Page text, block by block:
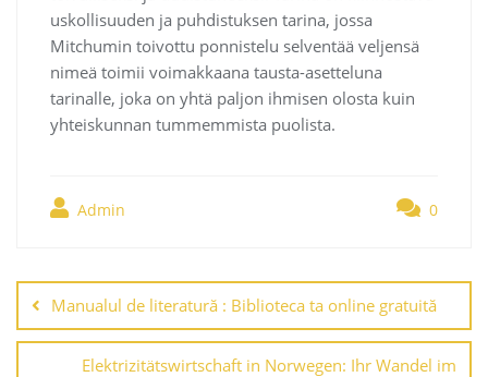
uskollisuuden ja puhdistuksen tarina, jossa
Mitchumin toivottu ponnistelu selventää veljensä
nimeä toimii voimakkaana tausta-asetteluna
tarinalle, joka on yhtä paljon ihmisen olosta kuin
yhteiskunnan tummemmista puolista.
Admin 0
de
entradas
Manualul de literatură : Biblioteca ta online gratuită
Elektrizitätswirtschaft in Norwegen: Ihr Wandel im